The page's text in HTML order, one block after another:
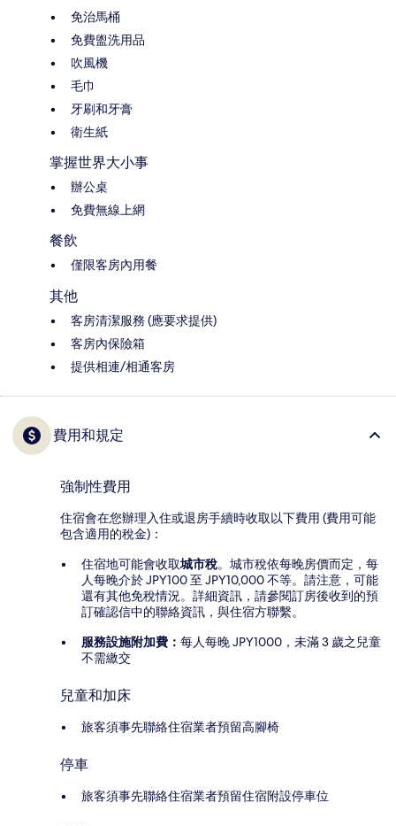
免治馬桶
免費盥洗用品
吹風機
毛巾
牙刷和牙膏
衛生紙
掌握世界大小事
辦公桌
免費無線上網
餐飲
僅限客房內用餐
其他
客房清潔服務 (應要求提供)
客房內保險箱
提供相連/相通客房
費用和規定
強制性費用
住宿會在您辦理入住或退房手續時收取以下費用 (費用可能
包含適用的稅金)：
住宿地可能會收取城市稅。城市稅依每晚房價而定，每
人每晚介於 JPY100 至 JPY10,000 不等。請注意，可能
還有其他免稅情況。詳細資訊，請參閱訂房後收到的預
訂確認信中的聯絡資訊，與住宿方聯繫。
服務設施附加費： 每人每晚 JPY1000，未滿 3 歲之兒童
不需繳交
兒童和加床
旅客須事先聯絡住宿業者預留高腳椅
停車
旅客須事先聯絡住宿業者預留住宿附設停車位